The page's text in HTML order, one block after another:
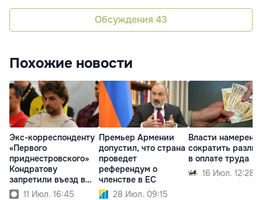
Обсуждения 43
Похожие новости
Экс-корреспонденту
«Первого
приднестровского»
Кондратову
запретили въезд в
Армению
11 Июл. 16:45
Премьер Армении
допустил, что страна
проведет
референдум о
членстве в ЕС
28 Июл. 09:15
Власти намерены
сократить
в оплате труда
16 Июл. 12:28